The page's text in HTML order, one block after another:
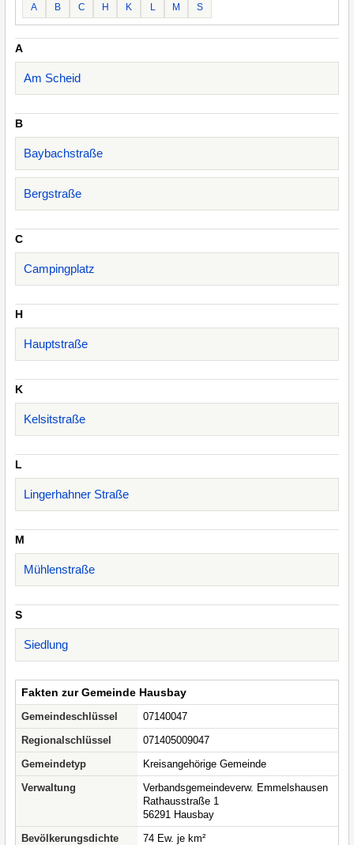
A B C H K L M S
A
Am Scheid
B
Baybachstraße
Bergstraße
C
Campingplatz
H
Hauptstraße
K
Kelsitstraße
L
Lingerhahner Straße
M
Mühlenstraße
S
Siedlung
Fakten zur Gemeinde Hausbay
Gemeindeschlüssel
07140047
Regionalschlüssel
071405009047
Gemeindetyp
Kreisangehörige Gemeinde
Verwaltung
Verbandsgemeindeverw. Emmelshausen
Rathausstraße 1
56291 Hausbay
Bevölkerungsdichte
74 Ew. je km²